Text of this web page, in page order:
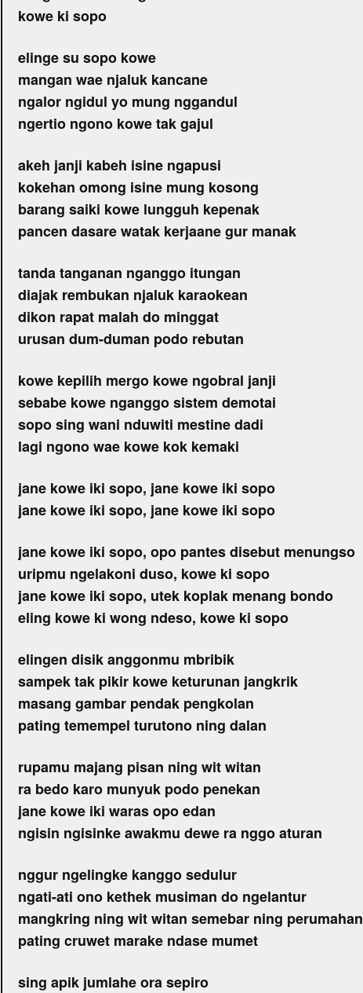
kowe ki sopo
elinge su sopo kowe
mangan wae njaluk kancane
ngalor ngidul yo mung nggandul
ngertio ngono kowe tak gajul
akeh janji kabeh isine ngapusi
kokehan omong isine mung kosong
barang saiki kowe lungguh kepenak
pancen dasare watak kerjaane gur manak
tanda tanganan nganggo itungan
diajak rembukan njaluk karaokean
dikon rapat malah do minggat
urusan dum-duman podo rebutan
kowe kepilih mergo kowe ngobral janji
sebabe kowe nganggo sistem demotai
sopo sing wani nduwiti mestine dadi
lagi ngono wae kowe kok kemaki
jane kowe iki sopo, jane kowe iki sopo
jane kowe iki sopo, jane kowe iki sopo
jane kowe iki sopo, opo pantes disebut menungso
uripmu ngelakoni duso, kowe ki sopo
jane kowe iki sopo, utek koplak menang bondo
eling kowe ki wong ndeso, kowe ki sopo
elingen disik anggonmu mbribik
sampek tak pikir kowe keturunan jangkrik
masang gambar pendak pengkolan
pating temempel turutono ning dalan
rupamu majang pisan ning wit witan
ra bedo karo munyuk podo penekan
jane kowe iki waras opo edan
ngisin ngisinke awakmu dewe ra nggo aturan
nggur ngelingke kanggo sedulur
ngati-ati ono kethek musiman do ngelantur
mangkring ning wit witan semebar ning perumahan
pating cruwet marake ndase mumet
sing apik jumlahe ora sepiro